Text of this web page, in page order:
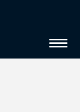
Toggle